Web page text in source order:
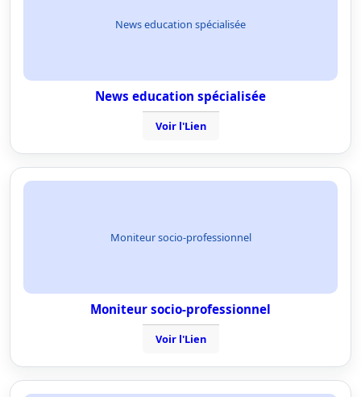
News education spécialisée
News education spécialisée
Voir l'Lien
Moniteur socio-professionnel
Moniteur socio-professionnel
Voir l'Lien